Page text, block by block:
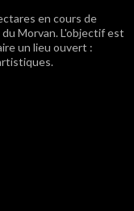
en cours de
Morvan. L'objectif est
un lieu ouvert :